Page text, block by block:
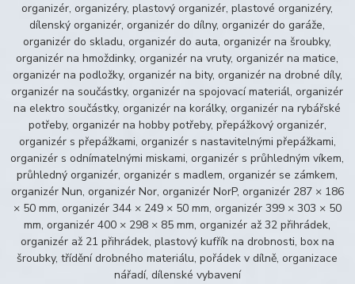
organizér, organizéry, plastový organizér, plastové organizéry,
dílenský organizér, organizér do dílny, organizér do garáže,
organizér do skladu, organizér do auta, organizér na šroubky,
organizér na hmoždinky, organizér na vruty, organizér na matice,
organizér na podložky, organizér na bity, organizér na drobné díly,
organizér na součástky, organizér na spojovací materiál, organizér
na elektro součástky, organizér na korálky, organizér na rybářské
potřeby, organizér na hobby potřeby, přepážkový organizér,
organizér s přepážkami, organizér s nastavitelnými přepážkami,
organizér s odnímatelnými miskami, organizér s průhledným víkem,
průhledný organizér, organizér s madlem, organizér se zámkem,
organizér Nun, organizér Nor, organizér NorP, organizér 287 × 186
× 50 mm, organizér 344 × 249 × 50 mm, organizér 399 × 303 × 50
mm, organizér 400 × 298 × 85 mm, organizér až 32 přihrádek,
organizér až 21 přihrádek, plastový kufřík na drobnosti, box na
šroubky, třídění drobného materiálu, pořádek v dílně, organizace
nářadí, dílenské vybavení